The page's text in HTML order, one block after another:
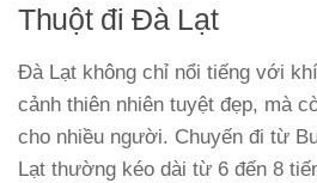
Thuột đi Đà Lạt
Đà Lạt không chỉ nổi tiếng với
cảnh thiên nhiên tuyệt đẹp, mà
cho nhiều người. Chuyến đi từ
Lạt thường kéo dài từ 6 đến 8